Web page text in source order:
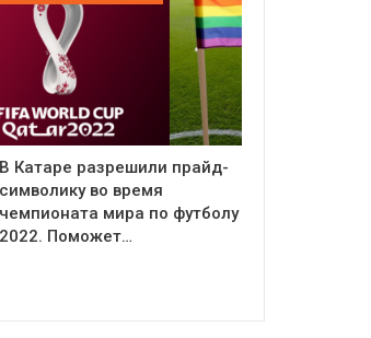
В Катаре разрешили прайд-
символику во время
чемпионата мира по футболу
2022. Поможет…